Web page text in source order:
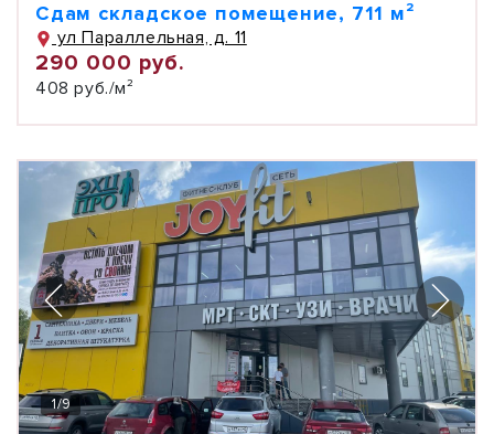
Сдам складское помещение, 711 м²
ул Параллельная, д. 11
290 000 руб.
408 руб./м²
1/9